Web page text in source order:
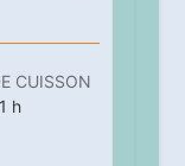
CUISSON
1 heure
h